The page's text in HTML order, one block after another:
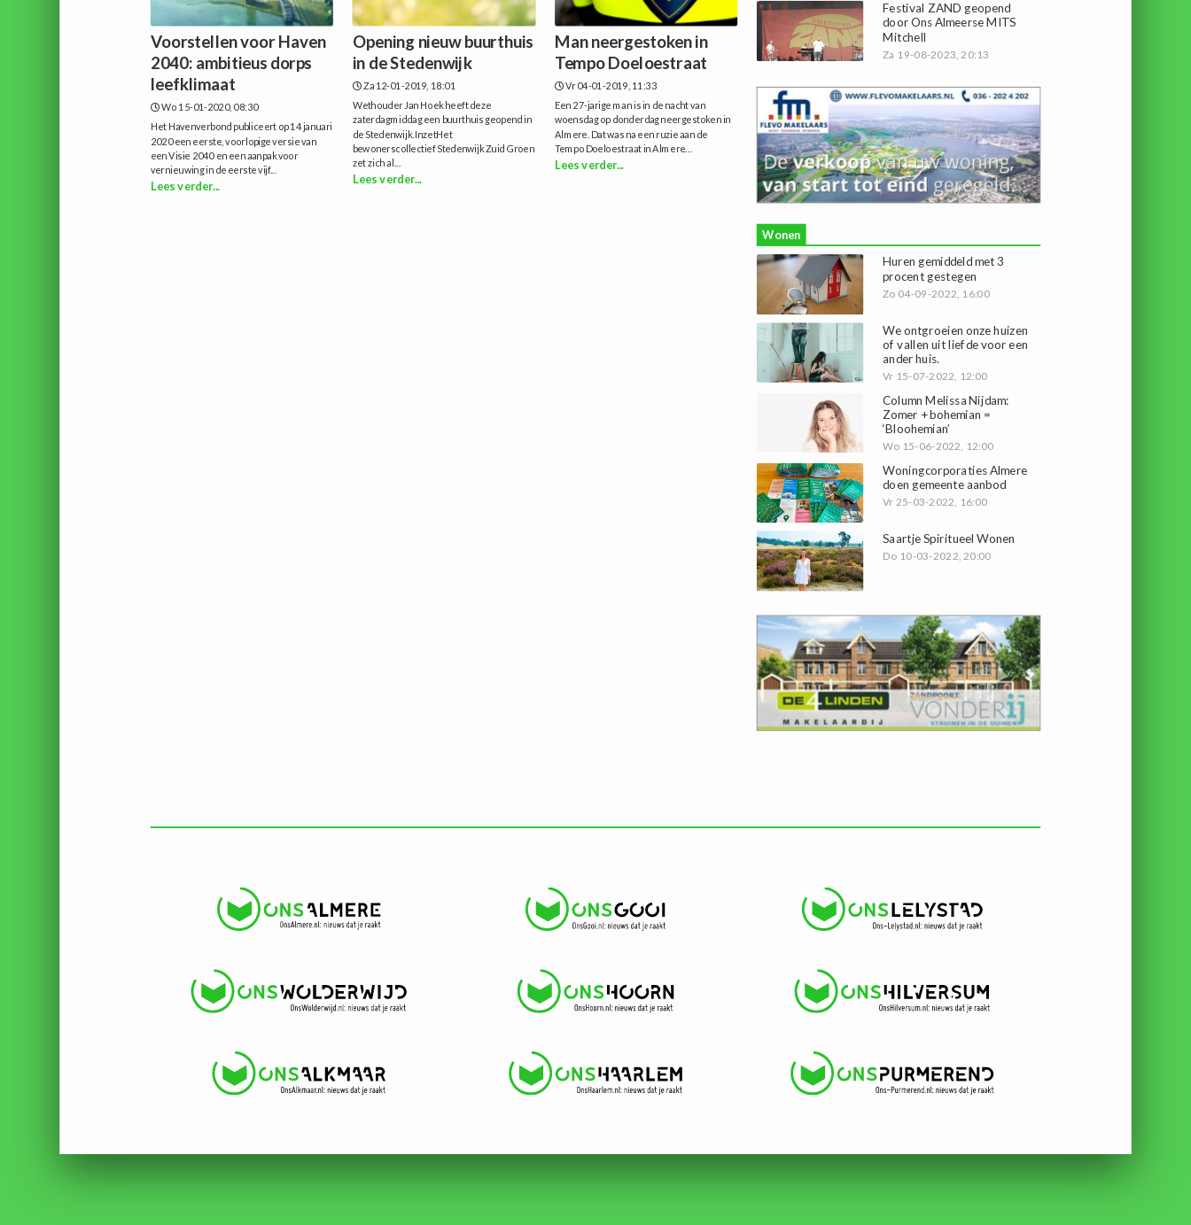
Voorstellen voor Haven
2040: ambitieus dorps
leefklimaat
Wo 15-01-2020, 08:30
Het Havenverbond publiceert op 14 januari
2020 een eerste, voorlopige versie van
een Visie 2040 en een aanpak voor
vernieuwing in de eerste vijf...
Lees verder...
Opening nieuw buurthuis
in de Stedenwijk
Za 12-01-2019, 18:01
Wethouder Jan Hoek heeft deze
zaterdagmiddag een buurthuis geopend in
de Stedenwijk.InzetHet
bewonerscollectief Stedenwijk Zuid Groen
zet zich al...
Lees verder...
Man neergestoken in
Tempo Doeloestraat
Vr 04-01-2019, 11:33
Een 27-jarige man is in de nacht van
woensdag op donderdag neergestoken in
Almere. Dat was na een ruzie aan de
Tempo Doeloestraat in Almere...
Lees verder...
Festival ZAND geopend
door Ons Almeerse MITS
Mitchell
Za 19-08-2023, 20:13
Wonen
Huren gemiddeld met 3
procent gestegen
Zo 04-09-2022, 16:00
We ontgroeien onze huizen
of vallen uit liefde voor een
ander huis.
Vr 15-07-2022, 12:00
Column Melissa Nijdam:
Zomer + bohemian =
‘Bloohemian’
Wo 15-06-2022, 12:00
Woningcorporaties Almere
doen gemeente aanbod
Vr 25-03-2022, 16:00
Saartje Spiritueel Wonen
Do 10-03-2022, 20:00